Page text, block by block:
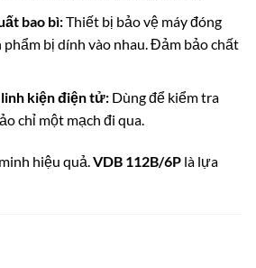
bao bì:Thiết bị bảo vệ máy đóng
phẩm bị dính vào nhau. Đảm bảo chất
linh kiện điện tử:Dùng để kiểm tra
chỉ một mạch đi qua.
hiệu quả.VDB 112B/6P là lựa